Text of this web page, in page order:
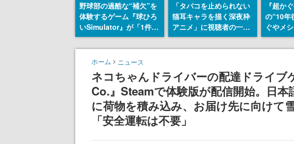
野球部の過酷な“補欠”を
体験するゲーム『球ひろ
いSimulator』が「1件」
のウィッシュリストをも
とにチェコ語に対応し
SNSで話題に。『キング
ェコのプロ野球選手から
称賛の声
「タバコを止められない
猫耳キャラを描く深夜枠
アニメ」に視聴者の一部
から批判意見。違法薬物
の使用と思しき描写も含
『超か
の“10年
ぐやメ
定。新
ーベル
タート
まだ続
ホーム ニュース
ネコちゃんドライバーの配達ドライブ
Co.』Steamで体験版が配信開始。日本
に荷物を積み込み、お届け先に向けて
「安全運転は不要」